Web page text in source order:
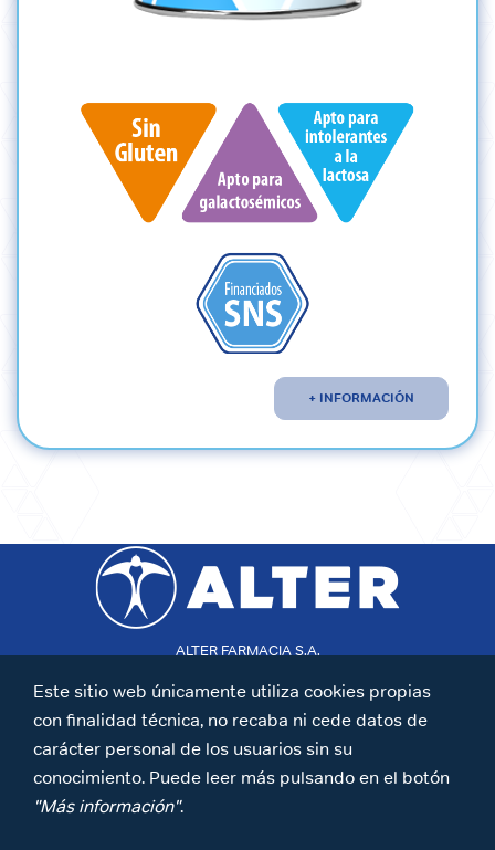
+ INFORMACIÓN
ALTER FARMACIA S.A.
T:+34 913 433 320
28036 Madrid,España
Fabricado en la UE
Síguenos en LinkedIn
Este sitio web únicamente utiliza cookies propias
con finalidad técnica, no recaba ni cede datos de
carácter personal de los usuarios sin su
conocimiento. Puede leer más pulsando en el botón
"Más información".